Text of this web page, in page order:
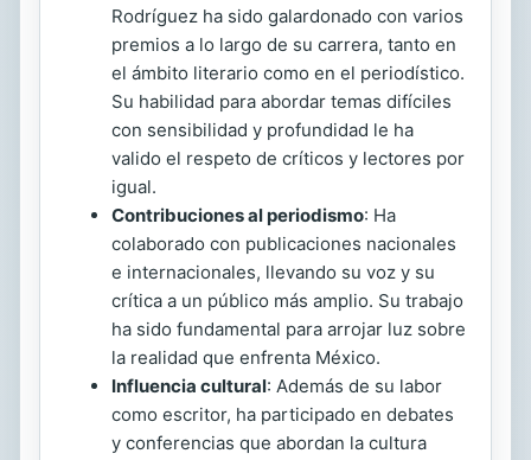
Rodríguez ha sido galardonado con varios
premios a lo largo de su carrera, tanto en
el ámbito literario como en el periodístico.
Su habilidad para abordar temas difíciles
con sensibilidad y profundidad le ha
valido el respeto de críticos y lectores por
igual.
Contribuciones al periodismo: Ha
colaborado con publicaciones nacionales
e internacionales, llevando su voz y su
crítica a un público más amplio. Su trabajo
ha sido fundamental para arrojar luz sobre
la realidad que enfrenta México.
Influencia cultural: Además de su labor
como escritor, ha participado en debates
y conferencias que abordan la cultura